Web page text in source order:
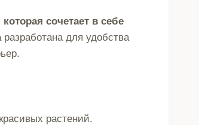
сочетает в себе
для удобства
растений.